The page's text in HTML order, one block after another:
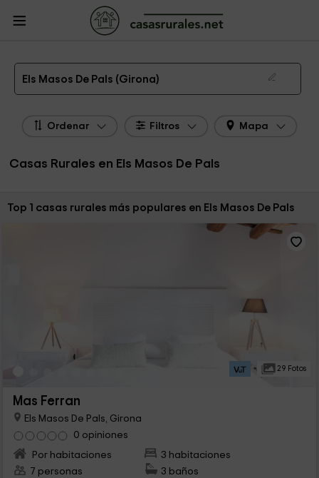
Casas Rurales
Girona
Casas Rurales Els Masos De Pals
Las 1 mejores casas rurales en Els Masos De Pals de 2026
Els Masos De Pals (Girona)
Ordenar Filtros Mapa
Casas Rurales en Els Masos De Pals
Ordenar por:
Top 1 casas rurales más populares en Els Masos De Pals
29 Fotos
Mas Ferran
Els Masos De Pals, Girona
0 opiniones
Por habitaciones
3 habitaciones
7 personas
3 baños